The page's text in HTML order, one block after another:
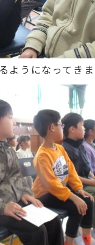
ようになってき